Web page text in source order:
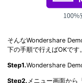
そんなWondershare
下の手順で行えばOKです。
Step1.Wondershare
Step2. メニュー画面から